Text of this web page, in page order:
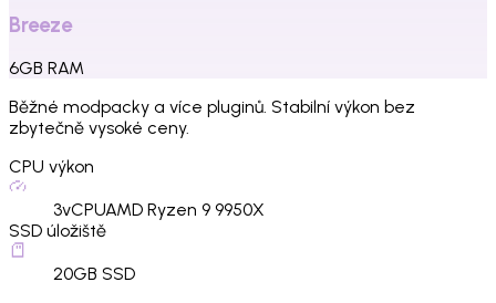
Breeze
6GB RAM
Běžné modpacky a více pluginů. Stabilní výkon bez
zbytečně vysoké ceny.
CPU výkon
3vCPUAMD Ryzen 9 9950X
SSD úložiště
20GB SSD